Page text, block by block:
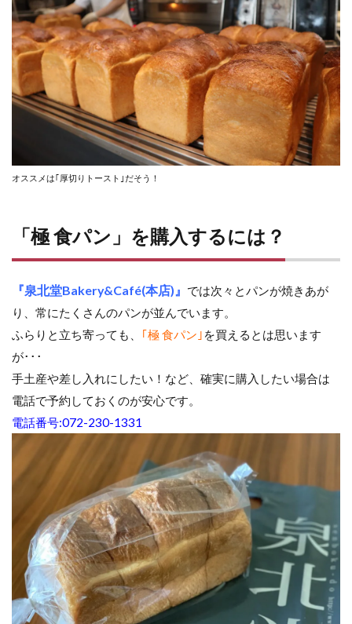
オススメは｢厚切りトースト｣だそう！
「極 食パン」を購入するには？
『泉北堂Bakery&Café(本店)』 では次々とパンが焼きあが
り、常にたくさんのパンが並んでいます。
ふらりと立ち寄っても、
｢極 食パン｣ を買えるとは思います
が･･･
手土産や差し入れにしたい！など、確実に購入したい場合は
電話で予約しておくのが安心です。
電話番号:072-230-1331